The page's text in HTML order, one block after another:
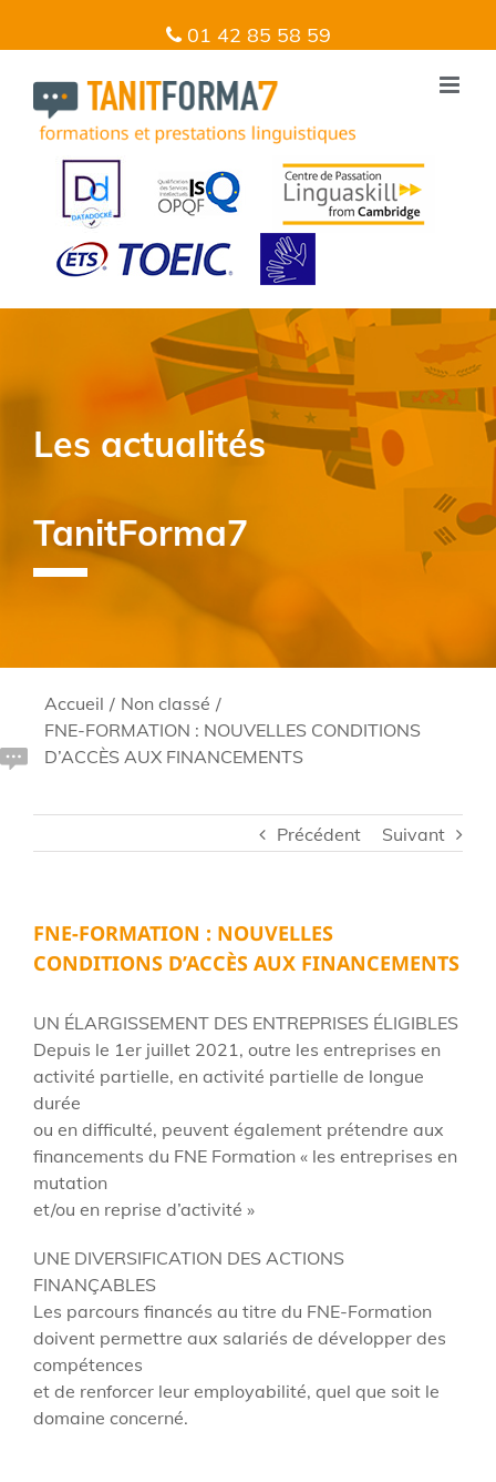
01 42 85 58 59
Les actualités
TanitForma7
Accueil / Non classé /
FNE-FORMATION : NOUVELLES CONDITIONS
D’ACCÈS AUX FINANCEMENTS
Précédent Suivant
FNE-FORMATION : NOUVELLES
CONDITIONS D’ACCÈS AUX FINANCEMENTS
UN ÉLARGISSEMENT DES ENTREPRISES ÉLIGIBLES
Depuis le 1er juillet 2021, outre les entreprises en
activité partielle, en activité partielle de longue
durée
ou en difficulté, peuvent également prétendre aux
financements du FNE Formation « les entreprises en
mutation
et/ou en reprise d’activité »
UNE DIVERSIFICATION DES ACTIONS
FINANÇABLES
Les parcours financés au titre du FNE-Formation
doivent permettre aux salariés de développer des
compétences
et de renforcer leur employabilité, quel que soit le
domaine concerné.